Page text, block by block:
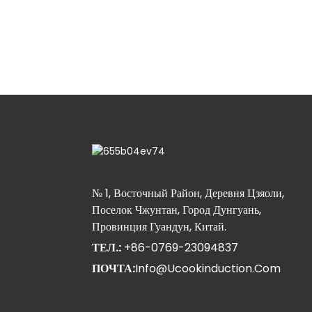
№ 1, Восточный Район, Деревня Цзяоли,
Поселок Чжунтан, Город Дунгуань,
Провинция Гуандун, Китай.
ТЕЛ.: +86-0769-23094837
ПОЧТА:Info@ucookinduction.com